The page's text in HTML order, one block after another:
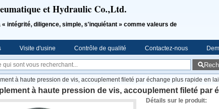
et Hydraulic Co.,Ltd.
intégrité, diligence, simple, s'inquiétant » comme valeurs de
Visite d'usine Contrôle de qualité Contactez-nous
à haute pression de vis, accouplement fileté par échange plus rapide en
à haute pression de vis, accouplement fileté par
Détails sur le produit: